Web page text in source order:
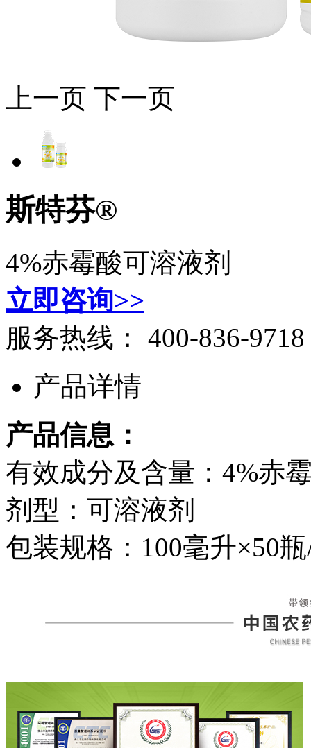
上一页 下一页
斯特芬®
4%赤霉酸可溶液剂
立即咨询>>
服务热线： 400-836-9718
产品详情
产品信息：
有效成分及含量：4%赤
剂型：可溶液剂
包装规格：100毫升×50